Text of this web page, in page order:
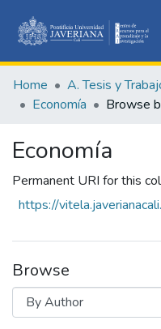
Home A. Tesis y
Economía
Browse
Economía
Permanent URI for this
https://
Browse